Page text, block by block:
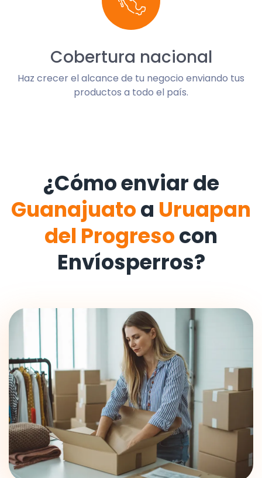
Cobertura nacional
Haz crecer el alcance de tu negocio enviando tus
productos a todo el país.
¿Cómo enviar de
Guanajuatoa Uruapan
del Progresocon
Envíosperros?